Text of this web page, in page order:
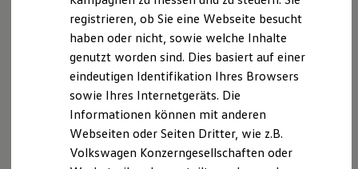
R Experience
Driving Experience
Volkswagen entdecken
Werkbesichtigung
Lifestyle Shop
T-Roc Kollektion
Golf Kollektion
Volkswagen Kollektion
R-Kollektion
Anhängevorrichtung – die clevere
Transportlösung
Ihre Unterstützung für den nächsten Ausflug: An der
Anhängerkupplung des GolfR Variant können Sie
verschiedene Transportprodukte von Volkswagen
anbringen, wie z. B.eine praktische Heckbox oder einen
Fahrradträger. Die maximale Anhängelast beträgt 1.900 kg
registrieren, ob Sie eine Webseite besucht
haben oder nicht, sowie welche Inhalte
genutzt worden sind. Dies basiert auf einer
eindeutigen Identifikation Ihres Browsers
sowie Ihres Internetgeräts. Die
Informationen können mit anderen
Webseiten oder Seiten Dritter, wie z.B.
Volkswagen Konzerngesellschaften oder